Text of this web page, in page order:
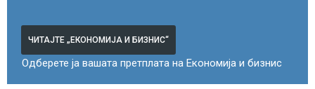
ЧИТАЈТЕ „ЕКОНОМИЈА И БИЗНИС“
Одберете ја вашата претплата на Економија и бизнис